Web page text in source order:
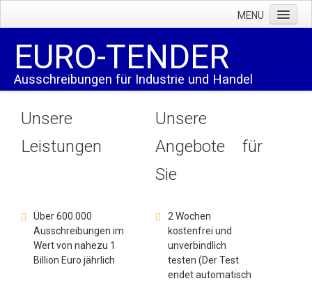
MENU
Ausschreibungen
Zahlen und Fakten
Abo-Preise
Probeabo (CGI)
AGB
Hilfe
EURO-TENDER
Ausschreibungen für Industrie und Handel
Unsere
Leistungen
Unsere
Angebote für
Sie
Über 600.000
Ausschreibungen im
Wert von nahezu 1
Billion Euro jährlich
2 Wochen
kostenfrei und
unverbindlich
testen (Der Test
endet automatisch